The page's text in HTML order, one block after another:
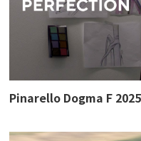
Pinarello Dogma F